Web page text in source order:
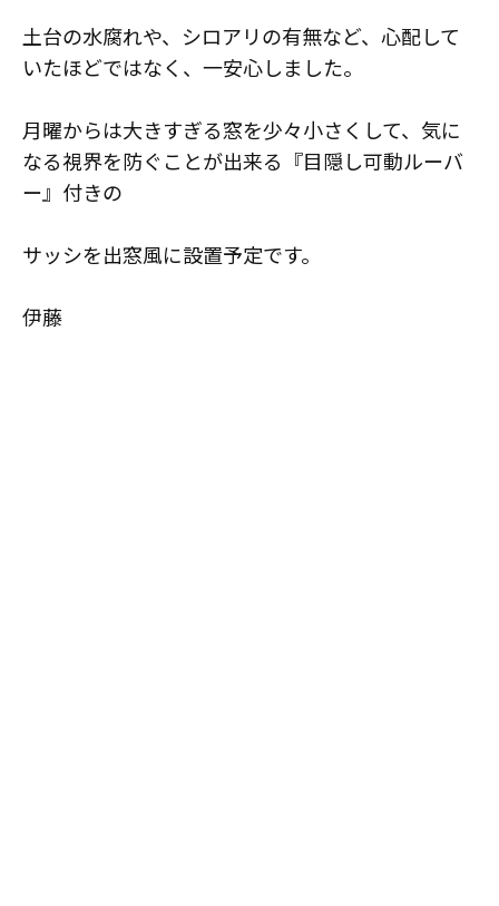
土台の水腐れや、シロアリの有無など、心配して
いたほどではなく、一安心しました。
月曜からは大きすぎる窓を少々小さくして、気に
なる視界を防ぐことが出来る『目隠し可動ルーバ
ー』付きの
サッシを出窓風に設置予定です。
伊藤